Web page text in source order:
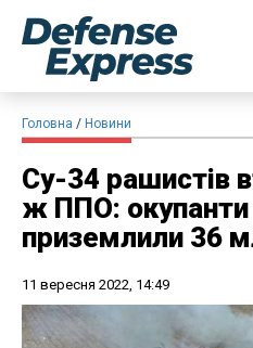
Головна Новини
Су-34 рашистів
ж ППО: окупанти
приземлили 36
11 вересня 2022, 14:49